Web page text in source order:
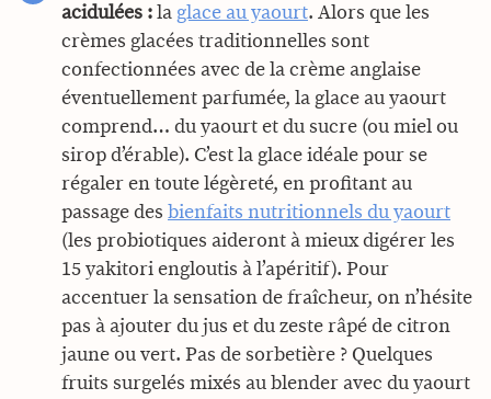
acidulées : la glace au yaourt. Alors que les
crèmes glacées traditionnelles sont
confectionnées avec de la crème anglaise
éventuellement parfumée, la glace au yaourt
comprend… du yaourt et du sucre (ou miel ou
sirop d’érable). C’est la glace idéale pour se
régaler en toute légèreté, en profitant au
passage des bienfaits nutritionnels du yaourt
(les probiotiques aideront à mieux digérer les
15 yakitori engloutis à l’apéritif). Pour
accentuer la sensation de fraîcheur, on n’hésite
pas à ajouter du jus et du zeste râpé de citron
jaune ou vert. Pas de sorbetière ? Quelques
fruits surgelés mixés au blender avec du yaourt